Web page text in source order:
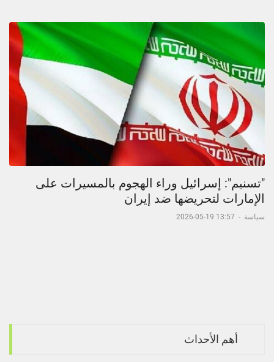
"تسنيم": إسرائيل وراء الهجوم بالمسيرات على
الإمارات لتحريضها ضد إيران
سياسة -
13:57 19-05-2026
أهم الأحداث